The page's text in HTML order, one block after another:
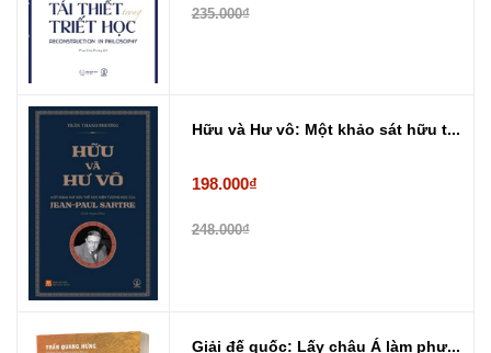
235.000₫
Hữu và Hư vô: Một khảo sát hữu t...
198.000₫
248.000₫
Giải đế quốc: Lấy châu Á làm phư...